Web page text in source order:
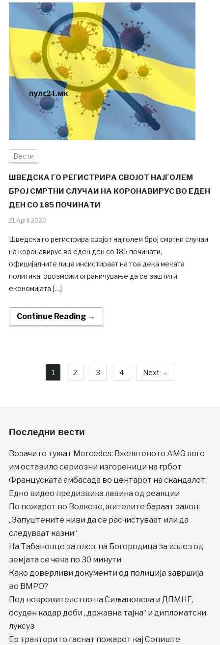
Вести
ШВЕДСКА ГО РЕГИСТРИРА СВОЈОТ НАЈГОЛЕМ
БРОЈ СМРТНИ СЛУЧАИ НА КОРОНАВИРУС ВО ЕДЕН
ДЕН СО 185 ПОЧИНАТИ
21.April.2020
Шведска го регистрира својот најголем број смртни случаи
на коронавирус во еден ден со 185 починати,
официјалните лица инсистираат на тоа дека меката
политика овозможи ограничување да се заштити
економијата […]
Continue Reading →
1 2 3 4 Next →
Последни вести
Возачи го тужат Mercedes: Вжештеното AMG лого
им оставило сериозни изгореници на грбот
Француската амбасада во центарот на скандалот:
Едно видео предизвика лавина од реакции
По пожарот во Волково, жителите бараат закон:
„Запуштените ниви да се расчистуваат или да
следуваат казни“
На Табановце за влез, на Богородица за излез од
земјата се чека по 30 минути
Како доверливи документи од полиција завршија
во ВМРО?
Под покровителство на Сиљановска и ДПМНЕ,
осуден кадар доби „државна тајна“ и дипломатски
луксуз
Ер трактори го гаснат пожарот кај Сопиште